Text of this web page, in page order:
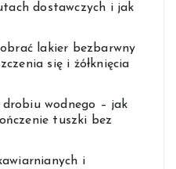
dostawczych i jak
lakier bezbarwny
się i żółknięcia
drobiu wodnego – jak
tuszki bez
i